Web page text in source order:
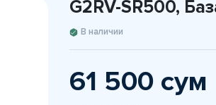
G2RV-SR500,
В наличии
61 500 сум